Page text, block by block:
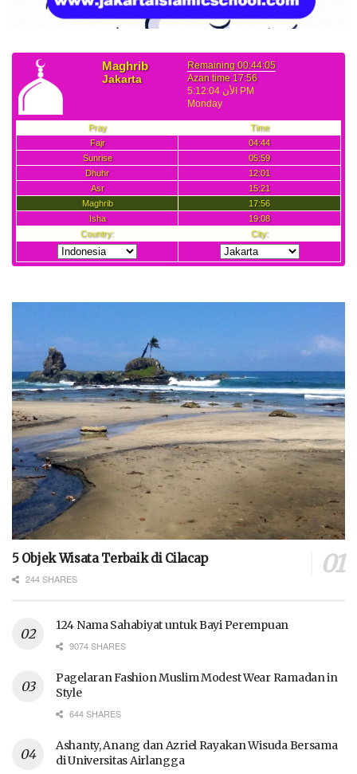
5 Objek Wisata Terbaik di Cilacap
244 SHARES
124 Nama Sahabiyat untuk Bayi Perempuan
9074 SHARES
Pagelaran Fashion Muslim Modest Wear Ramadan in
Style
644 SHARES
Ashanty, Anang dan Azriel Rayakan Wisuda Bersama
di Universitas Airlangga